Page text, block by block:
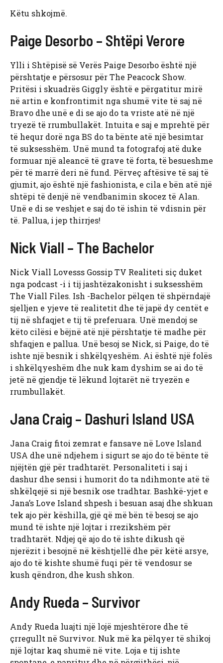
Këtu shkojmë.
Paige Desorbo – Shtëpi Verore
Ylli i Shtëpisë së Verës Paige Desorbo është një
përshtatje e përsosur për The Peacock Show.
Pritësi i skuadrës Giggly është e përgatitur mirë
në artin e konfrontimit nga shumë vite të saj në
Bravo dhe unë e di se ajo do ta vriste atë në një
tryezë të rrumbullakët. Intuita e saj e mprehtë për
të hequr dorë nga BS do ta bënte atë një besimtar
të suksesshëm. Unë mund ta fotografoj atë duke
formuar një aleancë të grave të forta, të besueshme
për të marrë deri në fund. Përveç aftësive të saj të
gjumit, ajo është një fashionista, e cila e bën atë një
shtëpi të denjë në vendbanimin skocez të Alan.
Unë e di se veshjet e saj do të ishin të vdisnin për
të. Pallua, i jep thirrjes!
Nick Viall – The Bachelor
Nick Viall Lovesss Gossip TV Realiteti siç duket
nga podcast -i i tij jashtëzakonisht i suksesshëm
The Viall Files. Ish -Bachelor pëlqen të shpërndajë
sjelljen e yjeve të realitetit dhe të japë dy centët e
tij në shfaqjet e tij të preferuara. Unë mendoj se
këto cilësi e bëjnë atë një përshtatje të madhe për
shfaqjen e pallua. Unë besoj se Nick, si Paige, do të
ishte një besnik i shkëlqyeshëm. Ai është një folës
i shkëlqyeshëm dhe nuk kam dyshim se ai do të
jetë në gjendje të lëkund lojtarët në tryezën e
rrumbullakët.
Jana Craig – Dashuri Island USA
Jana Craig fitoi zemrat e fansave në Love Island
USA dhe unë ndjehem i sigurt se ajo do të bënte të
njëjtën gjë për tradhtarët. Personaliteti i saj i
dashur dhe sensi i humorit do ta ndihmonte atë të
shkëlqejë si një besnik ose tradhtar. Bashkë-yjet e
Jana’s Love Island shpesh i besuan asaj dhe shkuan
tek ajo për këshilla, gjë që më bën të besoj se ajo
mund të ishte një lojtar i rrezikshëm për
tradhtarët. Ndjej që ajo do të ishte dikush që
njerëzit i besojnë në kështjellë dhe për këtë arsye,
ajo do të kishte shumë fuqi për të vendosur se
kush qëndron, dhe kush shkon.
Andy Rueda – Survivor
Andy Rueda luajti një lojë mjeshtërore dhe të
çrregullt në Survivor. Nuk më ka pëlqyer të shikoj
një lojtar kaq shumë në vite. Loja e tij ishte